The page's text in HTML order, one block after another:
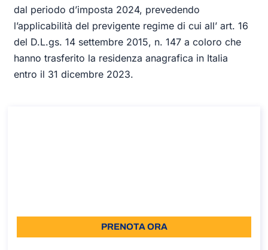
dal periodo d’imposta 2024, prevedendo
l’applicabilità del previgente regime di cui all’ art. 16
del D.L.gs. 14 settembre 2015, n. 147 a coloro che
hanno trasferito la residenza anagrafica in Italia
entro il 31 dicembre 2023.
PRENOTA ORA